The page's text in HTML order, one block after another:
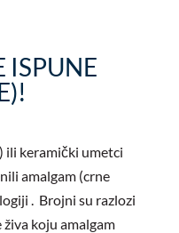
ISPUNE
ili keramički umetci
amalgam (crne
. Brojni su razlozi
živa koju amalgam